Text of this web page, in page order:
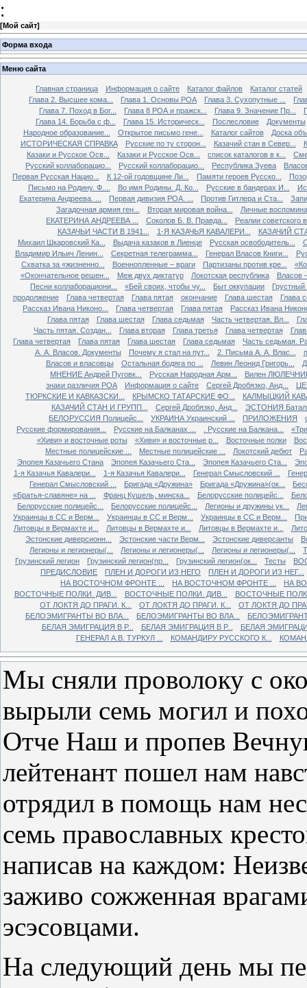
:
[Мой сайт]
Форма входа
Меню сайта
Главная страница Информация о сайте Каталог файлов
Каталог статей
Глава 2. Высшее кома...
Глава 1. Основы РОА Глава 3. Сухопутные ...
Глава 7. Поход в Бог...
Глава 8 РОА и пражск... Глава 9. Значение Пр...
Глава 14. Борьба с ф...
Глава 15. Историческ... Послесловие
Документы
Народное образование...
Открытое письмо гене... Каталог сайтов
Доска
ИСТОРИЧЕСКАЯ СПРАВКА
Русские по ту сторон... Казачий стан в Север...
Казаки и Русское Осв...
Казаки и Русское Осв... список каталогов в к...
Русский коллаборацио...
Русский коллаборацио... Республика Зуева
Первая Русская Нацио...
К 12-ой годовщине Ли... Памяти героев Русско...
Письмо на Родину. Ф....
Во имя Родины. Д. Ко... Русские в бандерах И...
Екатерина Андреева. ...
Первая дивизия РОА. ... Против Гитлера и Ста...
Загадочная армия ген...
Вторая мировая война...
Личные
ЕКАТЕРИНА АНДРЕЕВА ...
Соколов Б. В. Правда...
Реалии советского
КАЗАЧЬИ ЧАСТИ В 1941...
1-Я КАЗАЧЬЯ КАВАЛЕРИ...
КАЗАЧИЙ
Михаил Шкаровский Ка...
Выдача казаков в Лиенце Русская освободитель...
Владимир Ильич Ленин...
Секретная телеграмма... Генерал Власов Книги...
Схватка за «жизненно...
Военнопленные – враги Партизаны против кре...
«Окончательное решен...
Меж двух диктатур Локотская республика
Власов
Песни коллаборациони...
«Бей своих, чтобы чу... Быт оккупации
Грустный
продолжение
Глава четвертая Глава пятая окончание Глава шестая
Глава
Рассказ Ивана Никоно...
Глава четвертая Глава пятая
Рассказ Ивана
Глава пятая
Глава шестая Глава седьмая Часть четвертая. Вл...
Часть пятая. Создан...
Глава вторая Глава третья Глава четвертая
Глава четвертая
Глава пятая Глава шестая Глава седьмая
Часть седьмая.
А. А. Власов. Документы
Почему я стал на пут... 2. Письма А. А. Влас...
Власов и власовцы
Остальная бодяга по ... Левин Леонид Григорь...
МНЕНИЕ Андрей Пуговк...
Русская Народная Арм...
Вилен
знаки различия РОА
Информация о сайте Сергей Дробязко, Анд...
ТЮРКСКИЕ И КАВКАЗСКИ...
КРЫМСКО ТАТАРСКИЕ ФО...
КАЛМЫЦКИЙ
КАЗАЧИЙ СТАН И ГРУПП...
Сергей Дробязко, Анд...
ЭСТОНИЯ
БЕЛОРУССИЯ Полицейс...
УКРАИНА Украинский ... ПРИЛОЖЕНИЯ
Русские формирования...
Русские на Балканах ... . Русские на Балкана...
«Хиви» и восточные роты
«Хиви» и восточные р... Восточные полки
Местные полицейские ...
Местные полицейские ... Локотский дебют
Эпопея Казачьего Стана
Эпопея Казачьего Ста... Эпопея Казачьего Ста...
1-я Казачья Кавалери...
1-я Казачья Кавалери... Генерал Смысловский ...
Генерал Смысловский ...
Бригада «Дружина» Бригада «Дружина»(ок...
«Братья-славяне» на ...
Франц Кушель, минска... Белорусские полицейс...
Белорусские полицейс...
Белорусские полицейс... Легионы и дружины ук...
Украинцы в СС и Верм...
Украинцы в СС и Верм... Украинцы в СС и Верм...
Литовцы в Вермахте и...
Литовцы в Вермахте и... Литовцы в Вермахте и...
Эстонские диверсионн...
Эстонские части Верм... Эстонские диверсанты
Легионы и легионеры(...
Легионы и легионеры(... Легионы и легионеры(...
Грузинский легион
Грузинский легион(пр... Грузинский легион(ок... Тесты
ПРЕДИСЛОВИЕ
ПЛЕН И ДОРОГИ ИЗ НЕГО
ПЛЕН И ДОРОГИ ИЗ НЕГ...
НА ВОСТОЧНОМ ФРОНТЕ ...
НА ВОСТОЧНОМ ФРОНТЕ ...
НА
ВОСТОЧНЫЕ ПОЛКИ. ДИВ...
ВОСТОЧНЫЕ ПОЛКИ. ДИВ...
ВОСТОЧНЫЕ
ОТ ЛОКТЯ ДО ПРАГИ. К...
ОТ ЛОКТЯ ДО ПРАГИ. К...
ОТ ЛОКТЯ ДО
БЕЛОЭМИГРАНТЫ ВО ВЛА...
БЕЛОЭМИГРАНТЫ ВО ВЛА...
БЕЛАЯ ЭМИГРАЦИЯ В Р...
БЕЛАЯ ЭМИГРАЦИЯ В Р...
БЕЛАЯ
ГЕНЕРАЛ А.В. ТУРКУЛ ...
КОМАНДИРУ РУССКОГО К...
Мы сняли проволоку с
вырыли семь могил и
Отче Наш и пропев
лейтенант пошел нам
отрядил в помощь нам
семь православных
написав на каждом:
заживо сожженная
эсэсовцами.
На следующий день мы